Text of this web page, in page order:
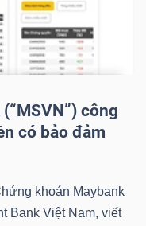
công
có bảo đảm
khoán Maybank
Bank Việt Nam, viết